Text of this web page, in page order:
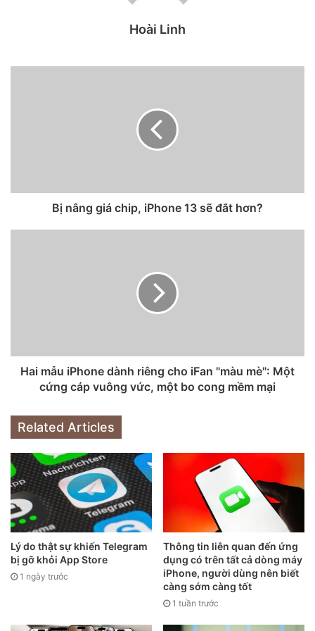
Pro Max tùy chỉnh dựa trên ba nhân vật và trò chơi trong
Đầu tiên là một trong những nhân vật dễ nhận biết nhất của
bộ phim, Scorpion. Mặt sau cặp iPhone 12 Pro này có vũ
khí đặc trưng của Scorpion, được làm từ titan chắc chắn và
iPhone xa xỉ này còn có các miếng trang trí được làm từ sợi
thủy tinh (G-10 laminate) và nhựa epoxy.
Hoài Linh
Bị nâng giá chip, iPhone 13 sẽ đắt hơn?
Hai mẫu iPhone dành riêng cho iFan "màu mè": Một
cứng cáp vuông vức, một bo cong mềm mại
Related Articles
Lý do thật sự khiến Telegram
bị gỡ khỏi App Store
1 ngày trước
Thông tin liên quan đến ứng
dụng có trên tất cả dòng máy
iPhone, người dùng nên biết
càng sớm càng tốt
1 tuần trước